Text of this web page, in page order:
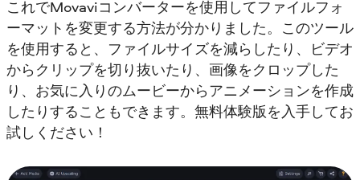
これでMovaviコンバーターを使用してファイルフォ
ーマットを変更する方法が分かりました。このツール
を使用すると、ファイルサイズを減らしたり、ビデオ
からクリップを切り抜いたり、画像をクロップした
り、お気に入りのムービーからアニメーションを作成
したりすることもできます。無料体験版を入手してお
試しください！